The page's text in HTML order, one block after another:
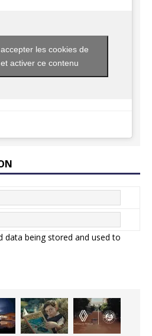
les cookies de
activer ce contenu
data being stored and used to